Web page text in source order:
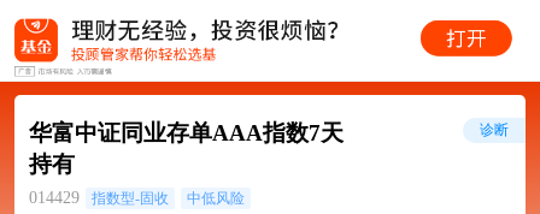
华富中证同业存单AAA指数7天
持有
014429 指数型-固收 中低风险
诊断